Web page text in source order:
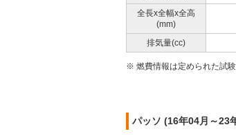
全長x全幅x全高
(mm)
排気量(cc)
※ 燃費情報は定められた試
パッソ (16年04月～23